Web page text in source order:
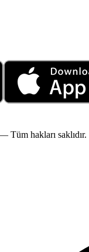
Tüm hakları saklıdır.